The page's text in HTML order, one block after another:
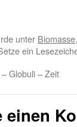
unter Biomasse,
ein
Globuli – Zeit
einen